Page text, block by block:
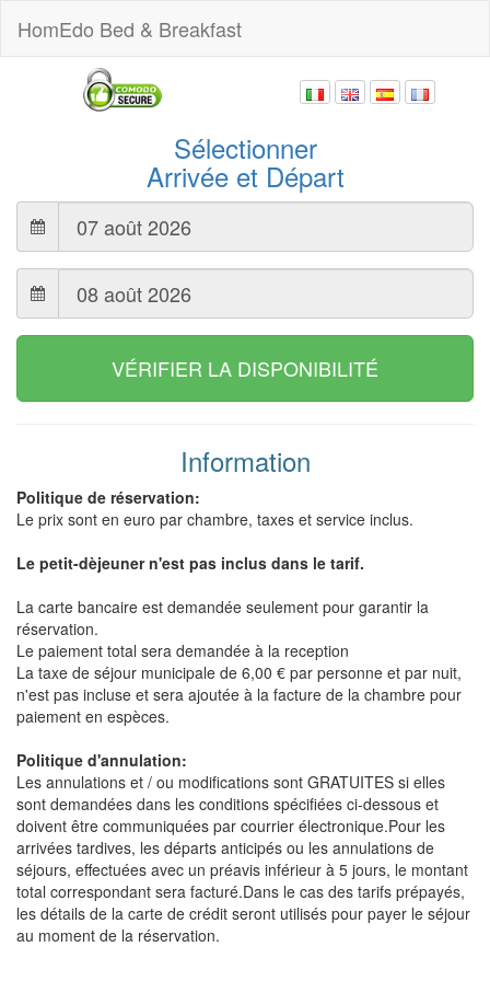
HomEdo Bed & Breakfast
Sélectionner
Arrivée et Départ
VÉRIFIER LA DISPONIBILITÉ
Information
Politique de réservation:
Le prix sont en euro par chambre, taxes et service inclus.
Le petit-dèjeuner n'est pas inclus dans le tarif.
La carte bancaire est demandée seulement pour garantir la
réservation.
Le paiement total sera demandée à la reception
La taxe de séjour municipale de 6,00 € par personne et par nuit,
n'est pas incluse et sera ajoutée à la facture de la chambre pour
paiement en espèces.
Politique d'annulation:
Les annulations et / ou modifications sont GRATUITES si elles
sont demandées dans les conditions spécifiées ci-dessous et
doivent être communiquées par courrier électronique.Pour les
arrivées tardives, les départs anticipés ou les annulations de
séjours, effectuées avec un préavis inférieur à 5 jours, le montant
total correspondant sera facturé.Dans le cas des tarifs prépayés,
les détails de la carte de crédit seront utilisés pour payer le séjour
au moment de la réservation.